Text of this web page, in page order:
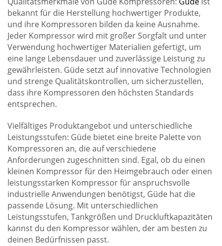
bekannt für die Herstellung hochwertiger Produkte,
und ihre Kompressoren bilden da keine Ausnahme.
Jeder Kompressor wird mit großer Sorgfalt und unter
Verwendung hochwertiger Materialien gefertigt, um
eine lange Lebensdauer und zuverlässige Leistung zu
gewährleisten. Güde setzt auf innovative Technologien
und strenge Qualitätskontrollen, um sicherzustellen,
dass ihre Kompressoren den höchsten Standards
entsprechen.
Vielfältiges Produktangebot und unterschiedliche
Leistungsstufen: Güde bietet eine breite Palette von
Kompressoren an, die auf verschiedene
Anforderungen zugeschnitten sind. Egal, ob du einen
kleinen Kompressor für den Heimgebrauch oder einen
leistungsstarken Kompressor für anspruchsvolle
industrielle Anwendungen benötigst, Güde hat die
passende Lösung. Mit unterschiedlichen
Leistungsstufen, Tankgrößen und Druckluftkapazitäten
kannst du den Kompressor wählen, der am besten zu
deinen Bedürfnissen passt.